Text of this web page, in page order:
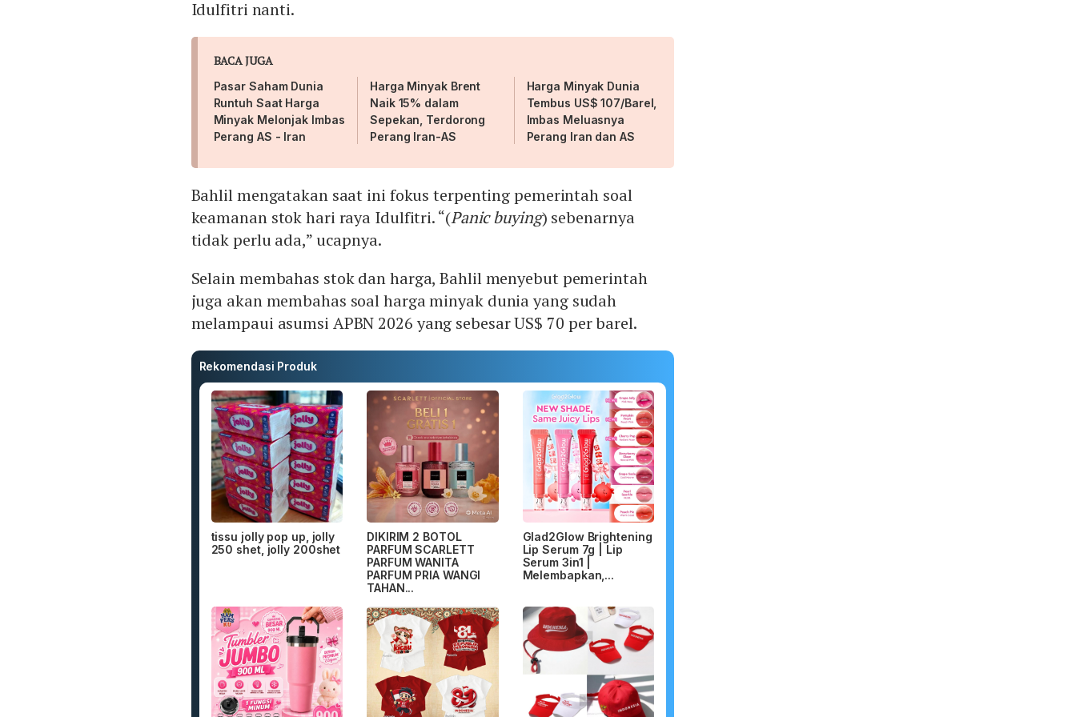
Idulfitri nanti.
BACA JUGA
Pasar Saham Dunia
Runtuh Saat Harga
Minyak Melonjak Imbas
Perang AS - Iran
Harga Minyak Brent
Naik 15% dalam
Sepekan, Terdorong
Perang Iran-AS
Harga Minyak Dunia
Tembus US$ 107/Barel,
Imbas Meluasnya
Perang Iran dan AS
Bahlil mengatakan saat ini fokus terpenting pemerintah soal
keamanan stok hari raya Idulfitri. “(Panic buying) sebenarnya
tidak perlu ada,” ucapnya.
Selain membahas stok dan harga, Bahlil menyebut pemerintah
juga akan membahas soal harga minyak dunia yang sudah
melampaui asumsi APBN 2026 yang sebesar US$ 70 per barel.
Rekomendasi Produk
tissu jolly pop up, jolly
250 shet, jolly 200shet
DIKIRIM 2 BOTOL
PARFUM SCARLETT
PARFUM WANITA
PARFUM PRIA WANGI
TAHAN...
Glad2Glow Brightening
Lip Serum 7g | Lip
Serum 3in1 |
Melembapkan,...